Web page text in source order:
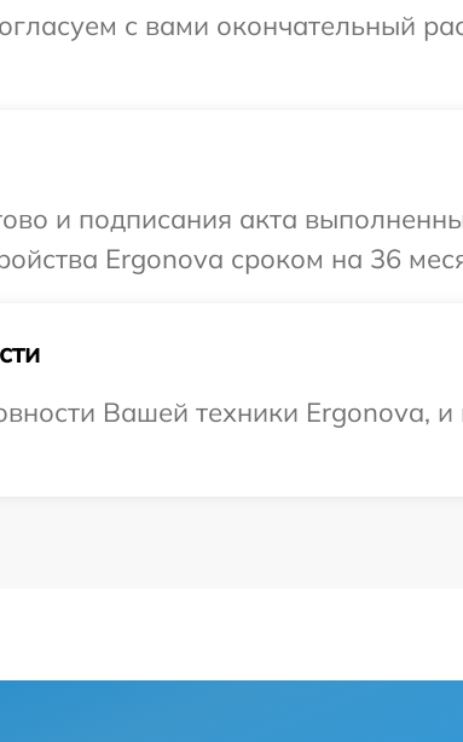
с вами окончательный
и подписания акта
Ergonova сроком на 36
Вашей техники Ergonova,